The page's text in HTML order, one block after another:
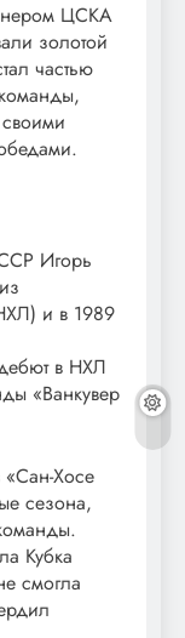
ЦСКА
золотой
частью
Игорь
и в 1989
в НХЛ
«Ванкувер
Хосе
сезона,
Кубка
смогла